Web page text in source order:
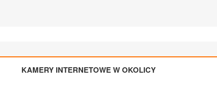
KAMERY INTERNETOWE W OKOLICY